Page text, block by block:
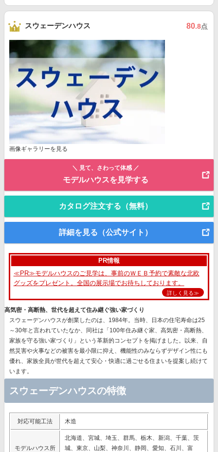
スウェーデンハウス 80.8点
画像ギャラリーを見る
＼ 見て、さわって体感 ／
モデルハウスを見学する
カタログ注文する（無料）
詳細を見る（公式サイト）
PR情報
≪PR≫モデルハウスのご見学は、事前のＷＥＢ予約で素敵な北欧
グッズをプレゼント。全国の展示場でお待ちしております。
詳しく見る≫
高気密・高断熱、世代を超えて住み継ぐ強い家づくり
スウェーデンハウスが創業したのは、1984年。当時、日本の住宅寿命は25
～30年と言われていたなか、同社は 「100年住み継ぐ家、高気密・高断熱、
家族を守る強い家づくり」
という革新的コンセプトを掲げました。以来、自
然災害や火事などの被害を最小限に抑え、機能性のみならずデザイン性にも
優れ、 家族全員が世代を超えて安心・快適に過ごせる住まいを提案 し続けて
います。
スウェーデンハウスの特徴
対応可能工法 木造
モデルハウス所
北海道、宮城、埼玉、群馬、栃木、新潟、千葉、茨
城、東京、山梨、神奈川、静岡、愛知、石川、富